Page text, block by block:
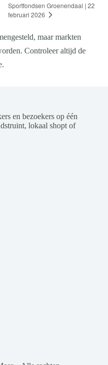
Sportfondsen Groenendaal | 22
februari 2026
maar markten
Controleer altijd de
en bezoekers op één
lokaal shopt of